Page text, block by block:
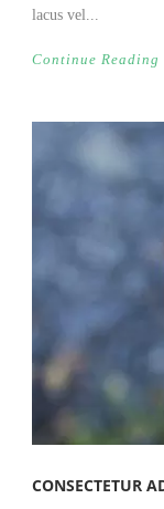
lacus vel...
Continue Reading
CONSECTETUR